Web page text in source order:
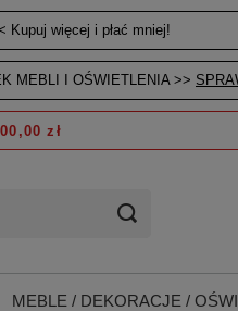
Kupuj więcej i płać mniej!
MEBLI I OŚWIETLENIA >>
zł
MEBLE / DEKORACJE /